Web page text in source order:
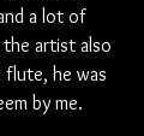
a lot of
artist also
flute, he was
by me.